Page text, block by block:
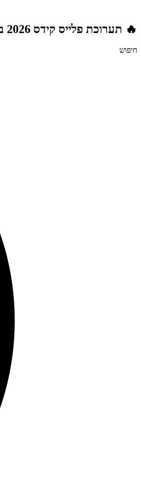
🔥 תערוכת פלייס קידס 2026 בעיצומה! מחירים מטורפים לשנת הלימודים תשפ"ז | משלוח חינם מעל 999 ₪ | מתנות מטורפות בכל רכישה! 🚚🎁
חיפוש